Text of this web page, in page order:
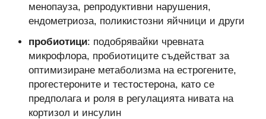
менопауза, репродуктивни нарушения,
ендометриоза, поликистозни яйчници и други
пробиотици: подобрявайки чревната
микрофлора, пробиотиците съдействат за
оптимизиране метаболизма на естрогените,
прогестероните и тестостерона, като се
предполага и роля в регулацията нивата на
кортизол и инсулин